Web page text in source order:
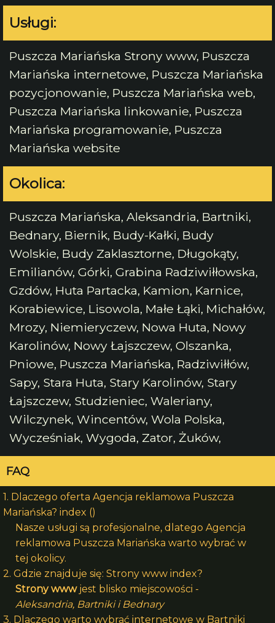
Usługi:
Puszcza Mariańska Strony www, Puszcza
Mariańska internetowe, Puszcza Mariańska
pozycjonowanie, Puszcza Mariańska web,
Puszcza Mariańska linkowanie, Puszcza
Mariańska programowanie, Puszcza
Mariańska website
Okolica:
Puszcza Mariańska, Aleksandria, Bartniki,
Bednary, Biernik, Budy-Kałki, Budy
Wolskie, Budy Zaklasztorne, Długokąty,
Emilianów, Górki, Grabina Radziwiłłowska,
Gzdów, Huta Partacka, Kamion, Karnice,
Korabiewice, Lisowola, Małe Łąki, Michałów,
Mrozy, Niemieryczew, Nowa Huta, Nowy
Karolinów, Nowy Łajszczew, Olszanka,
Pniowe, Puszcza Mariańska, Radziwiłłów,
Sapy, Stara Huta, Stary Karolinów, Stary
Łajszczew, Studzieniec, Waleriany,
Wilczynek, Wincentów, Wola Polska,
Wycześniak, Wygoda, Zator, Żuków,
FAQ
1. Dlaczego oferta Agencja reklamowa Puszcza
Mariańska? index ()
Nasze usługi są profesjonalne, dlatego Agencja
reklamowa Puszcza Mariańska warto wybrać w
tej okolicy.
2. Gdzie znajduje się: Strony www index?
Strony www jest blisko miejscowości -
Aleksandria, Bartniki i Bednary
3. Dlaczego warto wybrać internetowe w Bartniki